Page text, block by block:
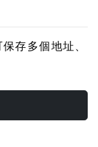
存多個地址、